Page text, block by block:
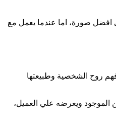
في افضل صورة، اما عندما يعمل مع
روح الشخصية وطبيعتها
الموجود ويعرضه علي العميل،